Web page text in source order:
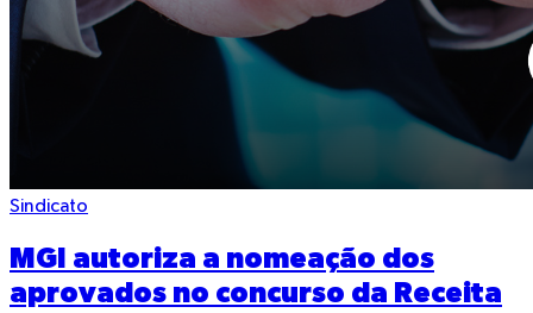
Sindicato
MGI autoriza a nomeação dos
aprovados no concurso da Receita